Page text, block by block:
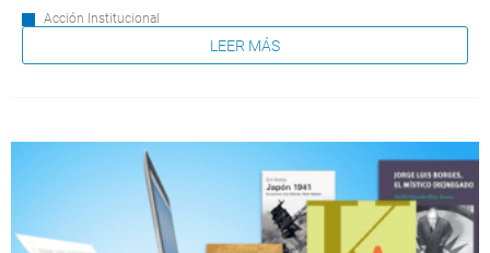
Acción Institucional
LEER MÁS